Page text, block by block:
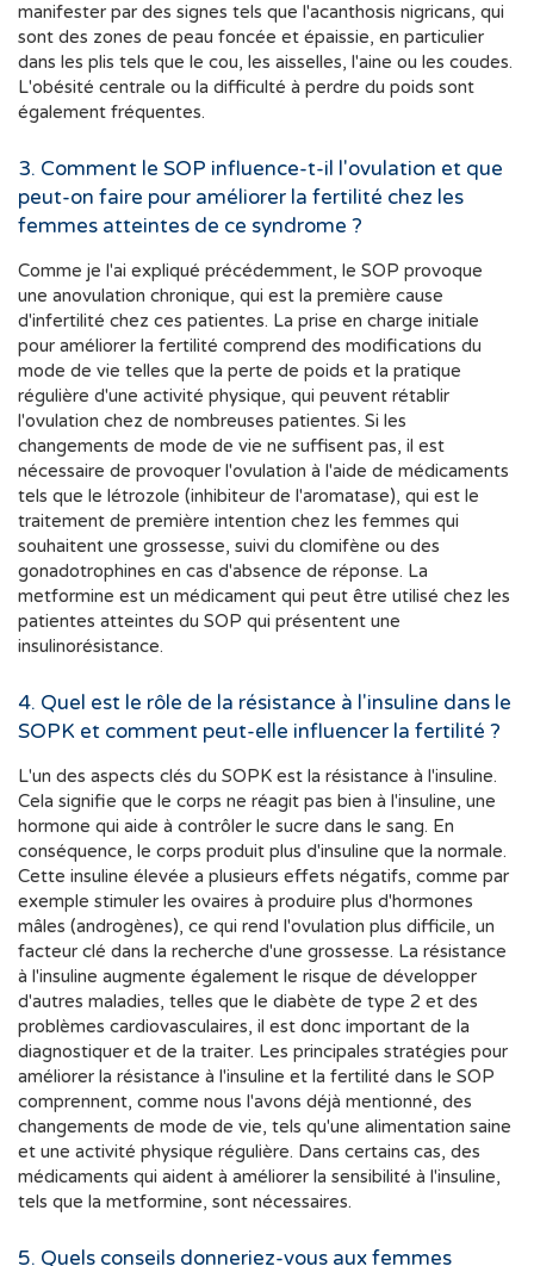
manifester par des signes tels que l'acanthosis nigricans, qui
sont des zones de peau foncée et épaissie, en particulier
dans les plis tels que le cou, les aisselles, l'aine ou les coudes.
L'obésité centrale ou la difficulté à perdre du poids sont
également fréquentes.
3. Comment le SOP influence-t-il l'ovulation et que
peut-on faire pour améliorer la fertilité chez les
femmes atteintes de ce syndrome ?
Comme je l'ai expliqué précédemment, le SOP provoque
une anovulation chronique, qui est la première cause
d'infertilité chez ces patientes. La prise en charge initiale
pour améliorer la fertilité comprend des modifications du
mode de vie telles que la perte de poids et la pratique
régulière d'une activité physique, qui peuvent rétablir
l'ovulation chez de nombreuses patientes. Si les
changements de mode de vie ne suffisent pas, il est
nécessaire de provoquer l'ovulation à l'aide de médicaments
tels que le létrozole (inhibiteur de l'aromatase), qui est le
traitement de première intention chez les femmes qui
souhaitent une grossesse, suivi du clomifène ou des
gonadotrophines en cas d'absence de réponse. La
metformine est un médicament qui peut être utilisé chez les
patientes atteintes du SOP qui présentent une
insulinorésistance.
4. Quel est le rôle de la résistance à l'insuline dans le
SOPK et comment peut-elle influencer la fertilité ?
L'un des aspects clés du SOPK est la résistance à l'insuline.
Cela signifie que le corps ne réagit pas bien à l'insuline, une
hormone qui aide à contrôler le sucre dans le sang. En
conséquence, le corps produit plus d'insuline que la normale.
Cette insuline élevée a plusieurs effets négatifs, comme par
exemple stimuler les ovaires à produire plus d'hormones
mâles (androgènes), ce qui rend l'ovulation plus difficile, un
facteur clé dans la recherche d'une grossesse. La résistance
à l'insuline augmente également le risque de développer
d'autres maladies, telles que le diabète de type 2 et des
problèmes cardiovasculaires, il est donc important de la
diagnostiquer et de la traiter. Les principales stratégies pour
améliorer la résistance à l'insuline et la fertilité dans le SOP
comprennent, comme nous l'avons déjà mentionné, des
changements de mode de vie, tels qu'une alimentation saine
et une activité physique régulière. Dans certains cas, des
médicaments qui aident à améliorer la sensibilité à l'insuline,
tels que la metformine, sont nécessaires.
5. Quels conseils donneriez-vous aux femmes